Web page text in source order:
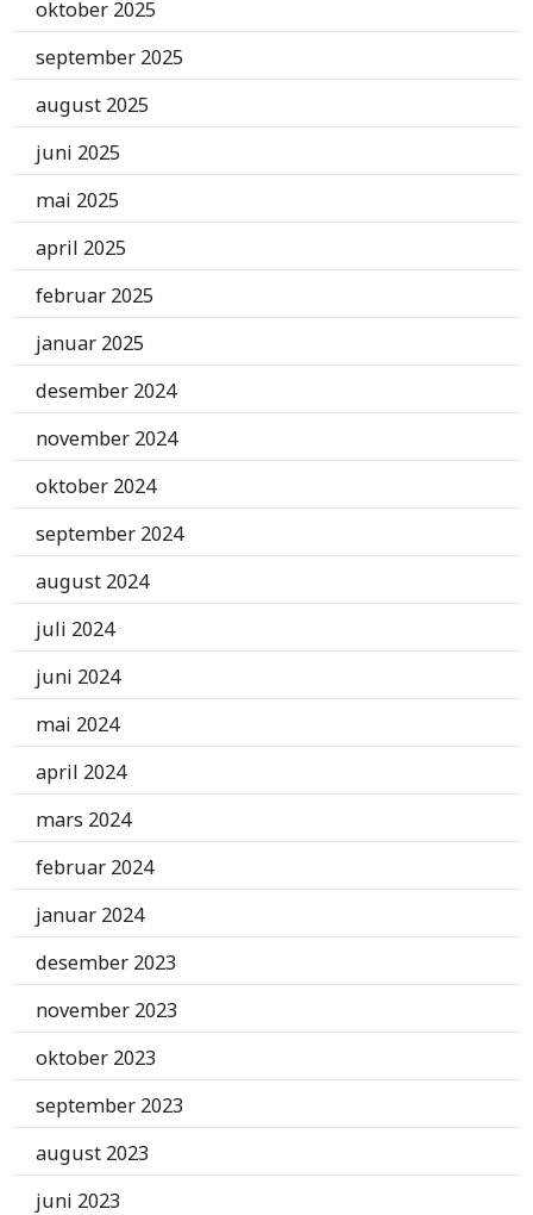
oktober 2025
september 2025
august 2025
juni 2025
mai 2025
april 2025
februar 2025
januar 2025
desember 2024
november 2024
oktober 2024
september 2024
august 2024
juli 2024
juni 2024
mai 2024
april 2024
mars 2024
februar 2024
januar 2024
desember 2023
november 2023
oktober 2023
september 2023
august 2023
juni 2023